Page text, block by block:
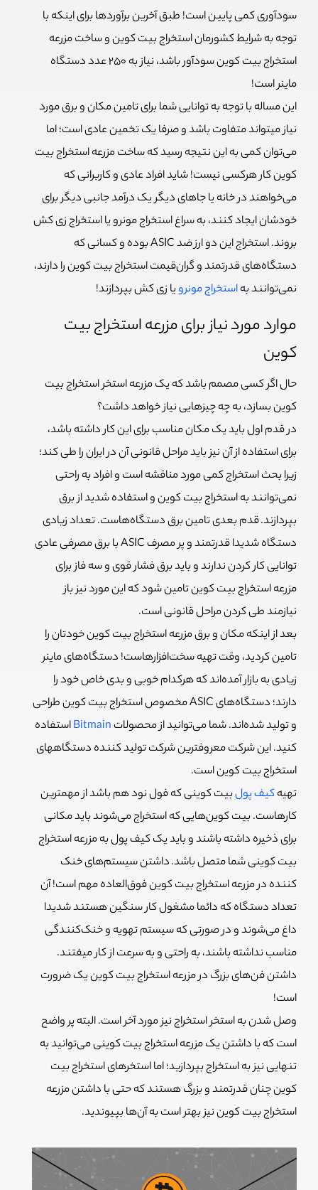
سودآوری کمی پایین است! طبق آخرین برآوردها برای اینکه با
توجه به شرایط کشورمان استخراج بیت کوین و ساخت مزرعه
استخراج بیت کوین سودآور باشد، نیاز به 250 عدد دستگاه
ماینر است!
این مساله با توجه به توانایی شما برای تامین مکان و برق مورد
نیاز میتواند متفاوت باشد و صرفا یک تخمین عادی است؛ اما
می‌‌توان کمی به این نتیجه رسید که ساخت مزرعه استخراج بیت
کوین کار هرکسی نیست! شاید افراد عادی و کاربرانی که
می‌خواهند در خانه یا جاهای دیگر یک درآمد جانبی دیگر برای
خودشان ایجاد کنند، به سراغ استخراج مونرو یا استخراج زی کش
بروند. استخراج این دو ارز ضد ASIC بوده و کسانی که
دستگاه‌های قدرتمند و گران‌قیمت استخراج بیت کوین را دارند،
نمی‌توانند بهاستخراج مونرویا زی کش بپردازند!
موارد مورد نیاز برای مزرعه استخراج بیت
کوین
حال اگر کسی مصمم باشد که یک مزرعه استخر استخراج بیت
کوین بسازد، به چه چیزهایی نیاز خواهد داشت؟
در قدم اول باید یک مکان مناسب برای این کار داشته باشد،
برای استفاده از آن نیز باید مراحل قانونی آن در ایران را طی کند؛
زیرا بحث استخراج کمی مورد مناقشه است و افراد به راحتی
نمی‌توانند به استخراج بیت کوین و استفاده شدید از برق
بپردازند.قدم بعدی تامین برق دستگاه‌هاست. تعداد زیادی
دستگاه شدیدا قدرتمند و پر مصرف ASIC با برق مصرفی عادی
توانایی کار کردن ندارند و باید برق فشار قوی و سه فاز برای
مزرعه استخراج بیت کوین تامین شود که این مورد نیز باز
نیازمند طی کردن مراحل قانونی است.
بعد از اینکه مکان و برق مزرعه استخراج بیت کوین خودتان را
تامین کردید، وقت تهیه سخت‌افزارهاست! دستگاه‌های ماینر
زیادی به بازار آمده‌اند که هرکدام خوبی و بدی خاص خود را
دارند؛ دستگاه‌های ASIC مخصوص استخراج بیت کوین طراحی
و تولید شده‌اند. شما می‌توانید از محصولات Bitmainاستفاده
کنید. این شرکت معروفترین شرکت تولید کننده دستگاههای
استخراج بیت کوین است.
تهیهکیف پولبیت کوینی که فول نود هم باشد از مهمترین
کارهاست. بیت کوین‌هایی که استخراج می‌شوند باید مکانی
برای ذخیره داشته باشند و باید یک کیف پول به مزرعه استخراج
بیت کوینی شما متصل باشد.داشتن سیستم‌های خنک
کننده در مزرعه استخراج بیت کوین فوق‌العاده مهم است! آن
تعداد دستگاه که دائما مشغول کار سنگین هستند شدیدا
داغ می‌شوند و در صورتی که سیستم تهویه و خنک‌کنندگی
مناسب نداشته باشند، به راحتی و به سرعت از کار میفتند.
داشتن فن‌های بزرگ در مزرعه استخراج بیت کوین یک ضرورت
است!
وصل شدن به استخر استخراج نیز مورد آخر است. البته پر واضح
است که با داشتن یک مزرعه استخراج بیت کوینی می‌توانید به
تنهایی نیز به استخراج بپردازید؛ اما استخرهای استخراج بیت
کوین چنان قدرتمند و بزرگ هستند که حتی با داشتن مزرعه
استخراج بیت کوین نیز بهتر است به آن‌ها بپیوندید.